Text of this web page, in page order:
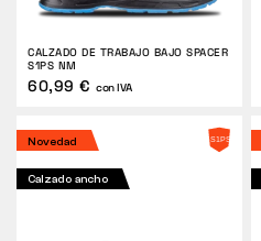
CALZADO DE TRABAJO BAJO SPACER
S1PS NM
60,99 € con IVA
Novedad
Calzado ancho